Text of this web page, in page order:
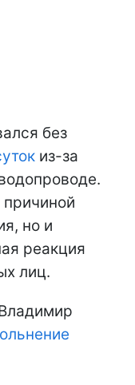
без
из-за
причиной
но и
реакция
лиц.